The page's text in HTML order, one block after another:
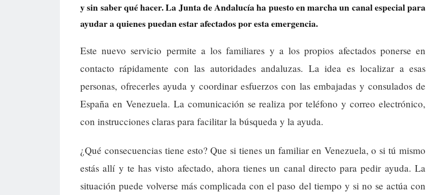
y sin saber qué hacer. La Junta de Andalucía ha puesto en marcha un canal especial para
ayudar a quienes puedan estar afectados por esta emergencia.
Este nuevo servicio permite a los familiares y a los propios afectados ponerse en
contacto rápidamente con las autoridades andaluzas. La idea es localizar a esas
personas, ofrecerles ayuda y coordinar esfuerzos con las embajadas y consulados de
España en Venezuela. La comunicación se realiza por teléfono y correo electrónico,
con instrucciones claras para facilitar la búsqueda y la ayuda.
¿Qué consecuencias tiene esto? Que si tienes un familiar en Venezuela, o si tú mismo
estás allí y te has visto afectado, ahora tienes un canal directo para pedir ayuda. La
situación puede volverse más complicada con el paso del tiempo y si no se actúa con